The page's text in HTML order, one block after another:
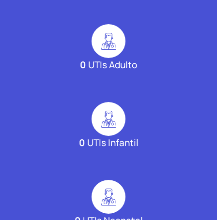
0 UTIs Adulto
0 UTIs Infantil